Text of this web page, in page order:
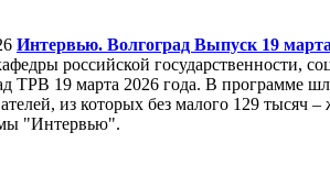
Интервью. Волгоград Выпуск 19 марта
российской государственности,
ТРВ 19 марта 2026 года. В программе
из которых без малого 129 тысяч
"Интервью".